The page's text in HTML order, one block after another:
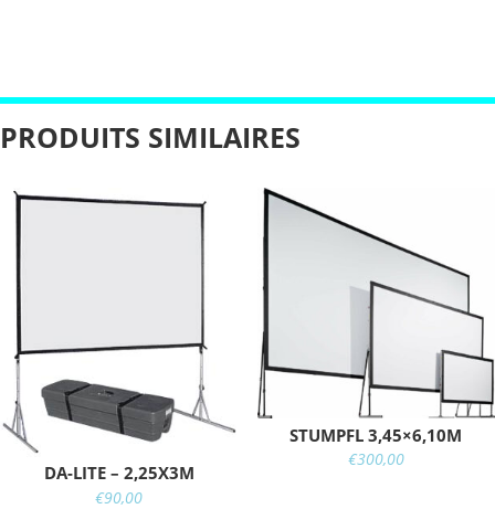
PRODUITS SIMILAIRES
DA-LITE – 2,25X3M
€90,00
STUMPFL 3,45×6,10M
€300,00